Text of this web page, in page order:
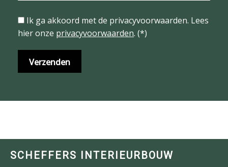
Ik ga akkoord met de privacyvoorwaarden. Lees
hier onze privacyvoorwaarden. (*)
SCHEFFERS INTERIEURBOUW